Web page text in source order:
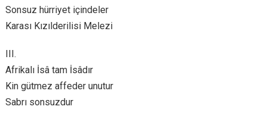
Sonsuz hürriyet içindeler
Karası Kızılderilisi Melezi
III.
Afrikalı İsâ tam İsâdır
Kin gütmez affeder unutur
Sabrı sonsuzdur